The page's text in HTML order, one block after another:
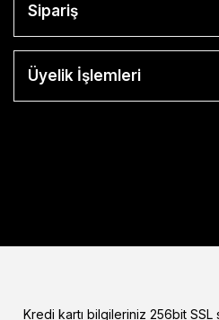
Sipariş
Üyelik İşlemleri
Kredi kartı bilgileriniz 256bit SSL